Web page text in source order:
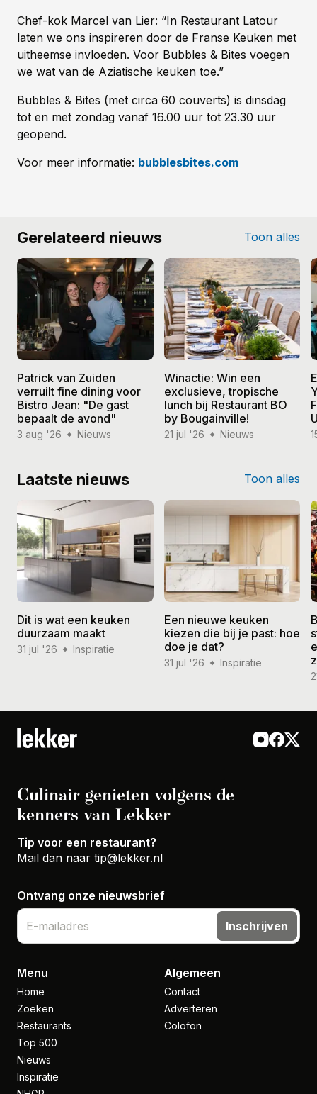
Chef-kok Marcel van Lier: “In Restaurant Latour
laten we ons inspireren door de Franse Keuken met
uitheemse invloeden. Voor Bubbles & Bites voegen
we wat van de Aziatische keuken toe.”
Bubbles & Bites (met circa 60 couverts) is dinsdag
tot en met zondag vanaf 16.00 uur tot 23.30 uur
geopend.
Voor meer informatie: bubblesbites.com
Gerelateerd nieuws Toon alles
Patrick van Zuiden
verruilt fine dining voor
Bistro Jean: "De gast
bepaalt de avond"
3 aug '26 Nieuws
Winactie: Win een
exclusieve, tropische
lunch bij Restaurant BO
by Bougainville!
21 jul '26 Nieuws
Laatste nieuws Toon alles
Dit is wat een keuken
duurzaam maakt
31 jul '26 Inspiratie
Een nieuwe keuken
kiezen die bij je past: hoe
doe je dat?
31 jul '26 Inspiratie
Culinair genieten volgens de
kenners van Lekker
Tip voor een restaurant?
Mail dan naar tip@lekker.nl
Ontvang onze nieuwsbrief
Inschrijven
Menu
Home
Zoeken
Restaurants
Top 500
Nieuws
Inspiratie
Algemeen
Contact
Adverteren
Colofon